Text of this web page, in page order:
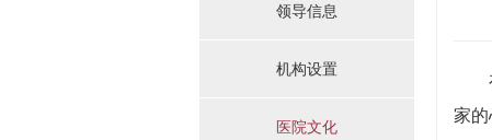
领导信息
机构设置
医院文化
家的